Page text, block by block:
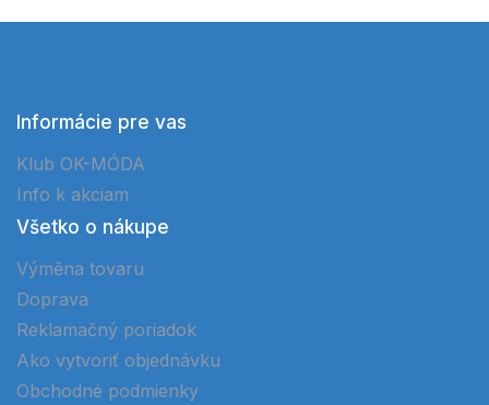
Informácie pre vas
Klub OK-MÓDA
Info k akciam
Všetko o nákupe
Výměna tovaru
Doprava
Reklamačný poriadok
Ako vytvoriť objednávku
Obchodné podmienky